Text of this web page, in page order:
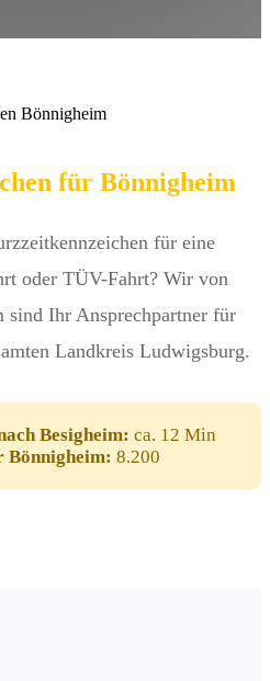
für Bönnigheim
für eine
oder TÜV-Fahrt? Wir von
sind Ihr Ansprechpartner für
Landkreis Ludwigsburg.
Besigheim: ca. 12 Min
Bönnigheim: 8.200